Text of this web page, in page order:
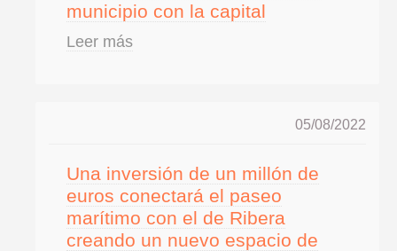
municipio con la capital
Leer más
05/08/2022
Una inversión de un millón de
euros conectará el paseo
marítimo con el de Ribera
creando un nuevo espacio de